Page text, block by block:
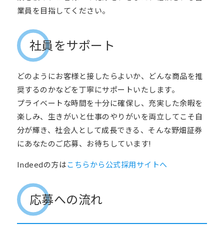
業員を目指してください。
社員をサポート
どのようにお客様と接したらよいか、どんな商品を推
奨するのかなどを丁寧にサポートいたします。
プライベートな時間を十分に確保し、充実した余暇を
楽しみ、生きがいと仕事のやりがいを両立してこそ自
分が輝き、社会人として成長できる、そんな野畑証券
にあなたのご応募、お待ちしています!
Indeedの方はこちらから公式採用サイトへ
応募への流れ